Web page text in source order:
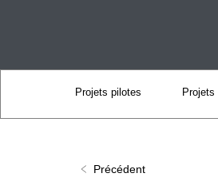
Projets pilotes Projets
Précédent